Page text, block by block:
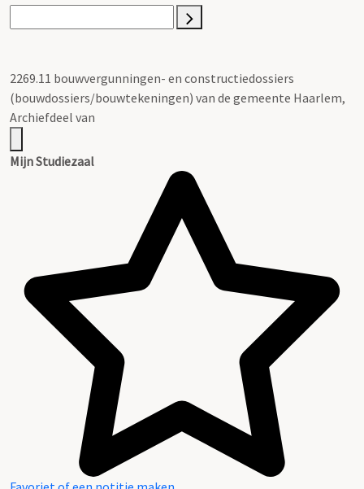
2269.11 bouwvergunningen- en constructiedossiers
(bouwdossiers/bouwtekeningen) van de gemeente Haarlem,
Archiefdeel van
Mijn Studiezaal